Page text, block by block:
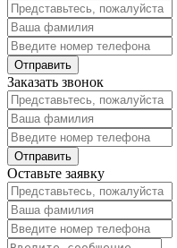
Заказать звонок
Оставьте заявку